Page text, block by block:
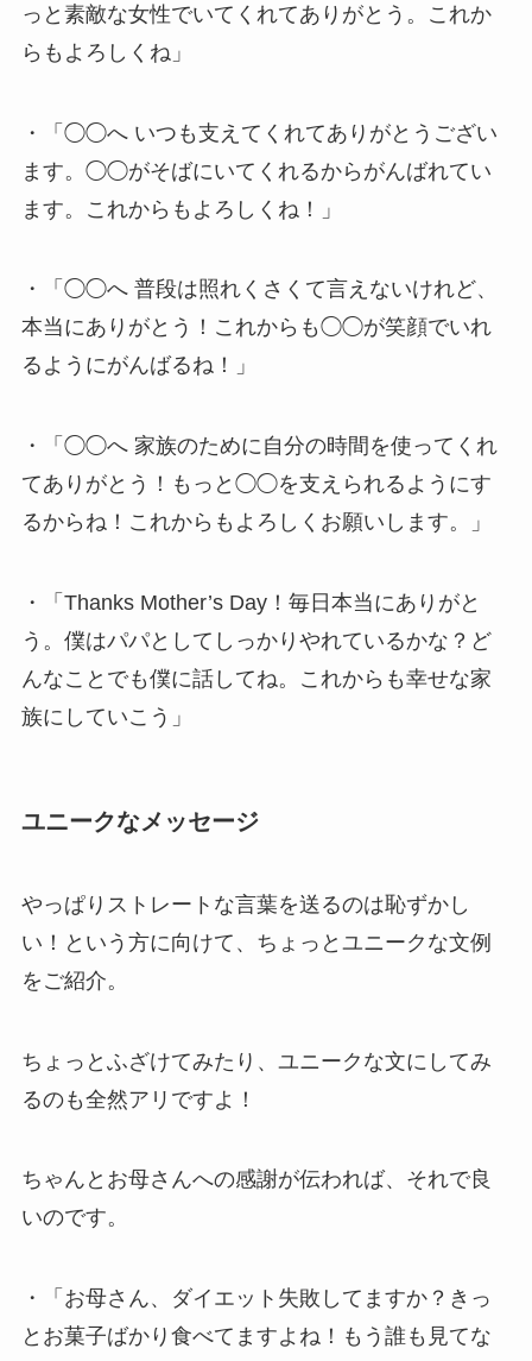
っと素敵な女性でいてくれてありがとう。これか
らもよろしくね」
・「◯◯へ いつも支えてくれてありがとうござい
ます。◯◯がそばにいてくれるからがんばれてい
ます。これからもよろしくね！」
・「◯◯へ 普段は照れくさくて言えないけれど、
本当にありがとう！これからも◯◯が笑顔でいれ
るようにがんばるね！」
・「◯◯へ 家族のために自分の時間を使ってくれ
てありがとう！もっと◯◯を支えられるようにす
るからね！これからもよろしくお願いします。」
・「Thanks Mother’s Day！毎日本当にありがと
う。僕はパパとしてしっかりやれているかな？ど
んなことでも僕に話してね。これからも幸せな家
族にしていこう」
ユニークなメッセージ
やっぱりストレートな言葉を送るのは恥ずかし
い！という方に向けて、ちょっとユニークな文例
をご紹介。
ちょっとふざけてみたり、ユニークな文にしてみ
るのも全然アリですよ！
ちゃんとお母さんへの感謝が伝われば、それで良
いのです。
・「お母さん、ダイエット失敗してますか？きっ
とお菓子ばかり食べてますよね！もう誰も見てな